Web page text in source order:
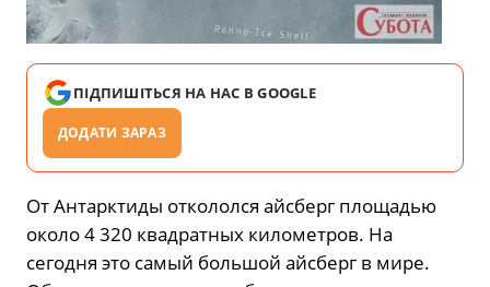
ПІДПИШІТЬСЯ НА НАС В GOOGLE
ДОДАТИ ЗАРАЗ
От Антарктиды откололся айсберг площадью
около 4 320 квадратных километров. На
сегодня это самый большой айсберг в мире.